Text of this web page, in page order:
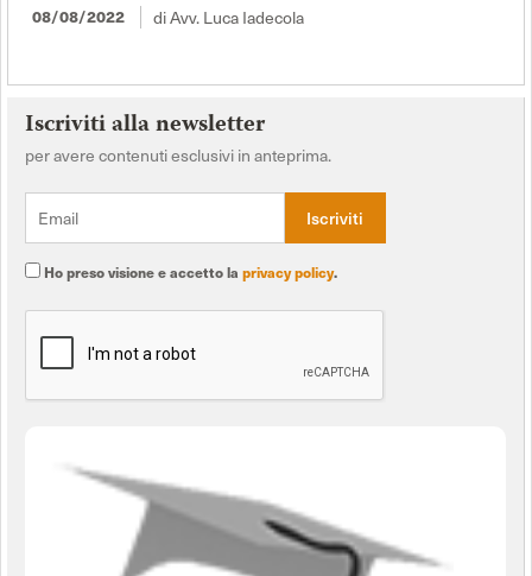
08/08/2022 di Avv. Luca Iadecola
Iscriviti alla newsletter
per avere contenuti esclusivi in anteprima.
Ho preso visione e accetto la privacy policy.